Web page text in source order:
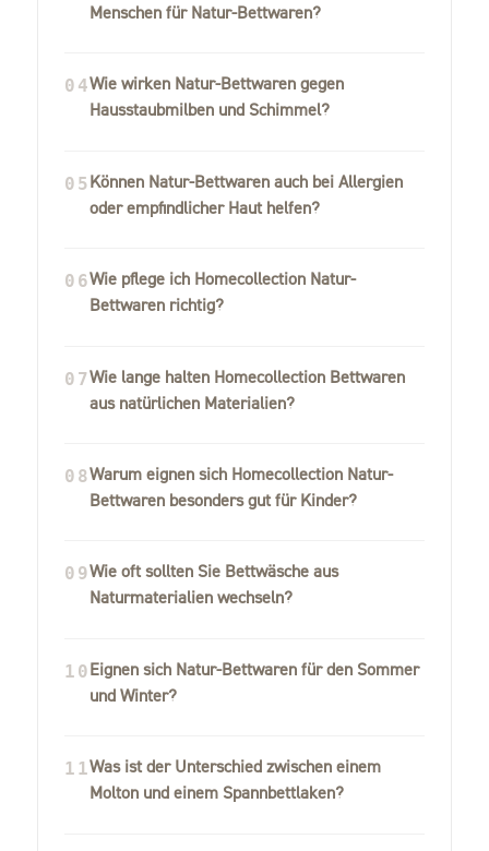
Menschen für Natur-Bettwaren?
04Wie wirken Natur-Bettwaren gegen
Hausstaubmilben und Schimmel?
05Können Natur-Bettwaren auch bei Allergien
oder empfindlicher Haut helfen?
06Wie pflege ich Homecollection Natur-
Bettwaren richtig?
07Wie lange halten Homecollection Bettwaren
aus natürlichen Materialien?
08Warum eignen sich Homecollection Natur-
Bettwaren besonders gut für Kinder?
09Wie oft sollten Sie Bettwäsche aus
Naturmaterialien wechseln?
10Eignen sich Natur-Bettwaren für den Sommer
und Winter?
11Was ist der Unterschied zwischen einem
Molton und einem Spannbettlaken?